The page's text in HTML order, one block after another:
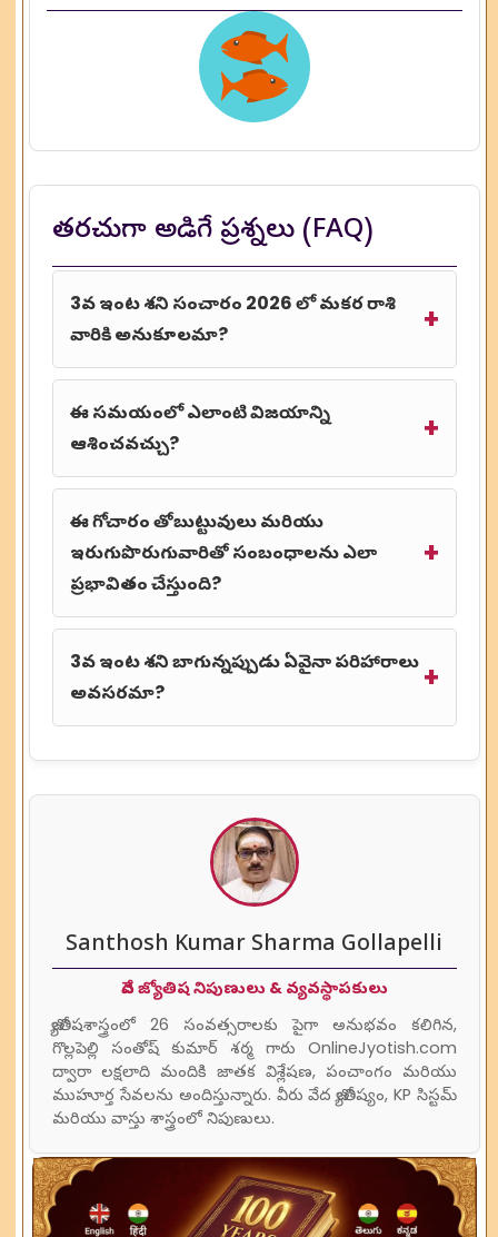
తరచుగా అడిగే ప్రశ్నలు (FAQ)
3వ ఇంట శని సంచారం 2026 లో మకర రాశి
వారికి అనుకూలమా?
ఈ సమయంలో ఎలాంటి విజయాన్ని
ఆశించవచ్చు?
ఈ గోచారం తోబుట్టువులు మరియు
ఇరుగుపొరుగువారితో సంబంధాలను ఎలా
ప్రభావితం చేస్తుంది?
3వ ఇంట శని బాగున్నప్పుడు ఏవైనా పరిహారాలు
అవసరమా?
Santhosh Kumar Sharma Gollapelli
వేద జ్యోతిష నిపుణులు & వ్యవస్థాపకులు
జ్యోతిషశాస్త్రంలో 26 సంవత్సరాలకు పైగా అనుభవం కలిగిన,
గొల్లపెల్లి సంతోష్ కుమార్ శర్మ గారు OnlineJyotish.com
ద్వారా లక్షలాది మందికి జాతక విశ్లేషణ, పంచాంగం మరియు
ముహూర్త సేవలను అందిస్తున్నారు. వీరు వేద జ్యోతిష్యం, KP సిస్టమ్
మరియు వాస్తు శాస్త్రంలో నిపుణులు.